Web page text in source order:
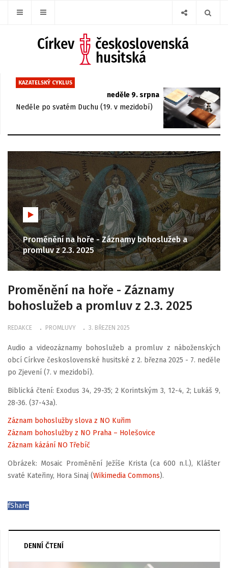
KAZATELSKÝ CYKLUS
neděle 9. srpna
Neděle po svatém Duchu (19. v mezidobí)
Proměnění na hoře - Záznamy bohoslužeb a
promluv z 2.3. 2025
Proměnění na hoře - Záznamy
bohoslužeb a promluv z 2.3. 2025
REDAKCE PROMLUVY 3. BŘEZEN 2025
Audio a videozáznamy bohoslužeb a promluv z náboženských
obcí Církve československé husitské z 2. března 2025 - 7. neděle
po Zjevení (7. v mezidobí).
Biblická čtení: Exodus 34, 29-35; 2 Korintským 3, 12-4, 2; Lukáš 9,
28-36. (37-43a).
Záznam bohoslužby slova z NO Kuřim
Záznam bohoslužby z NO Praha – Holešovice
Záznam kázání NO Třebíč
Obrázek: Mosaic Proměnění Ježíše Krista (ca 600 n.l.), Klášter
svaté Kateřiny, Hora Sinaj (Wikimedia Commons).
fShare
DENNÍ ČTENÍ